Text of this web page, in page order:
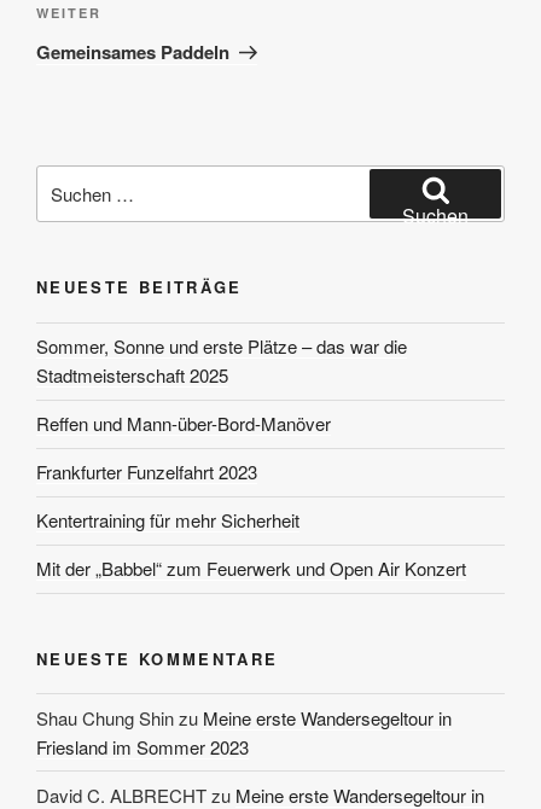
Nächster
Beitrag
WEITER
Gemeinsames Paddeln
nach:
Suchen
NEUESTE BEITRÄGE
Sommer, Sonne und erste Plätze – das war die
Stadtmeisterschaft 2025
Reffen und Mann-über-Bord-Manöver
Frankfurter Funzelfahrt 2023
Kentertraining für mehr Sicherheit
Mit der „Babbel“ zum Feuerwerk und Open Air Konzert
NEUESTE KOMMENTARE
Shau Chung Shinzu Meine erste Wandersegeltour in
Friesland im Sommer 2023
David C. ALBRECHTzu Meine erste Wandersegeltour in